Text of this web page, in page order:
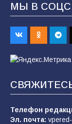
В Батайске
98
МЫ В
Телефон
Эл. почта: